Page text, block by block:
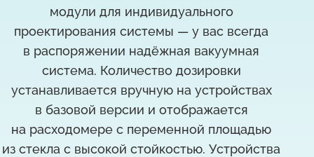
модули для индивидуального
проектирования системы — у вас всегда
в распоряжении надёжная вакуумная
система. Количество дозировки
устанавливается вручную на устройствах
в базовой версии и отображается
на расходомере с переменной площадью
из стекла с высокой стойкостью. Устройства